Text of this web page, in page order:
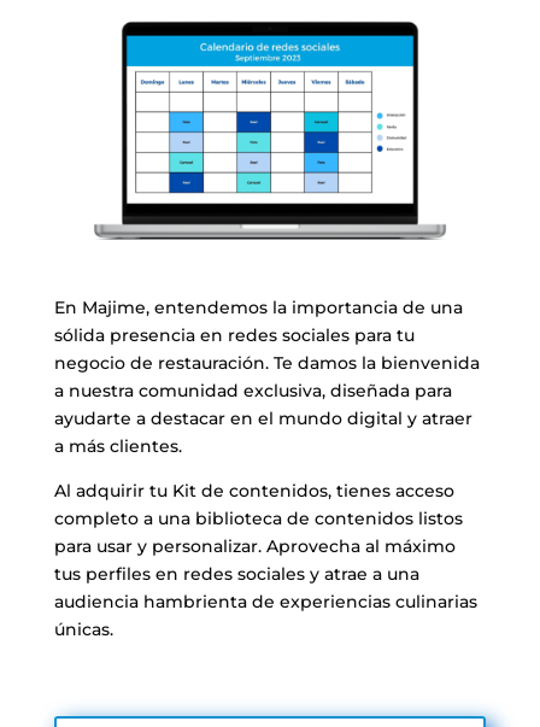
En Majime, entendemos la importancia de una
sólida presencia en redes sociales para tu
negocio de restauración. Te damos la bienvenida
a nuestra comunidad exclusiva, diseñada para
ayudarte a destacar en el mundo digital y atraer
a más clientes.
Al adquirir tu Kit de contenidos, tienes acceso
completo a una biblioteca de contenidos listos
para usar y personalizar. Aprovecha al máximo
tus perfiles en redes sociales y atrae a una
audiencia hambrienta de experiencias culinarias
únicas.